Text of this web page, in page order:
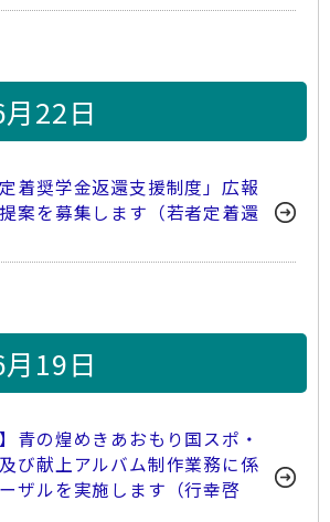
22日
着奨学金返還支援制度」広報
案を募集します（若者定着還
19日
青の煌めきあおもり国スポ・
び献上アルバム制作業務に係
ザルを実施します（行幸啓